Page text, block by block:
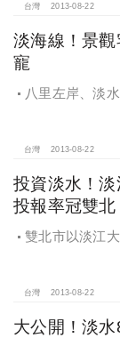
台灣 2013-08-22
淡海線！景
寵
八里左岸、淡
台灣 2013-08-22
投資淡水！
投報率冠雙北
雙北市以淡江
台灣 2013-08-22
大公開！淡